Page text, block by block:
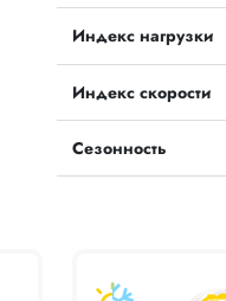
Индекс нагрузки
Индекс скорости
Сезонность